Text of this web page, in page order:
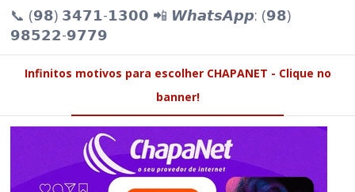
📞 (𝟵𝟴) 𝟯𝟰𝟳𝟭-𝟭𝟯𝟬𝟬 📲 𝙒𝙝𝙖𝙩𝙨𝘼𝙥𝙥: (𝟵𝟴)
𝟵𝟴𝟱𝟮𝟮-𝟵𝟳𝟳𝟵
Infinitos motivos para escolher CHAPANET - Clique no
banner!